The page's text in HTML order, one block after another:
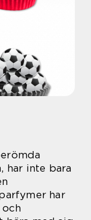
har inte bara
har